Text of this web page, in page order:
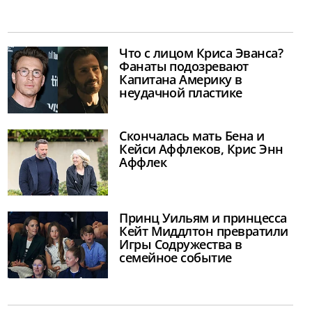
Что с лицом Криса Эванса?
Фанаты подозревают
Капитана Америку в
неудачной пластике
Скончалась мать Бена и
Кейси Аффлеков, Крис Энн
Аффлек
Принц Уильям и принцесса
Кейт Миддлтон превратили
Игры Содружества в
семейное событие